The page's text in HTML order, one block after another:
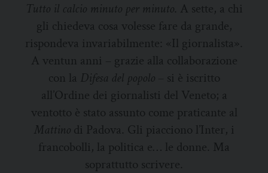
Tutto il calcio minutoper minuto. A sette, a chi
gli chiedeva cosa volesse fare da grande,
rispondeva invariabilmente: « Il giornalista».
A ventun anni – grazie alla collaborazione
con la Difesa del popolo– si è iscritto
all’Ordine dei giornalisti del Veneto; a
ventotto è stato assunto come praticante al
Mattinodi Padova. Gli piacciono l’Inter, i
francobolli, la politica e… le donne. Ma
soprattutto scrivere.